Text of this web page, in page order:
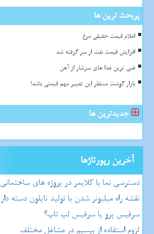
پربحث ترین ها
اعلام قیمت حقیقی مرغ
افزایش قیمت نفت از سر گرفته شد
غنی ترین غذا های سرشار از آهن
بازار گوشت منتظر این تغییر مهم قیمتی باشد!
جدیدترین ها
آخرین رپورتاژها
دسترسی نما با کلایمر در پروژه های ساختمانی
نقشه راه میلیونر شدن با تولید نایلون دسته دار
سرفیس پرو یا سرفیس لپ تاپ؟
لزوم استفاده از بیسیم در مشاغل مختلف